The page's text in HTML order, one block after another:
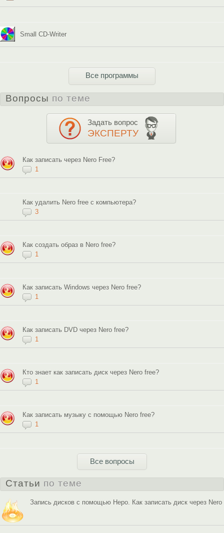
Small CD-Writer
Все программы
Вопросы по теме
Задать вопрос
ЭКСПЕРТУ
Как записать через Nero Free?
1
Как удалить Nero free с компьютера?
3
Как создать образ в Nero free?
1
Как записать Windows через Nero free?
1
Как записать DVD через Nero free?
1
Кто знает как записать диск через Nero free?
1
Как записать музыку с помощью Nero free?
1
Все вопросы
Статьи по теме
Запись дисков с помощью Неро. Как записать диск через Nero